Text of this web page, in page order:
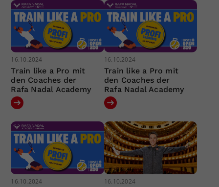
16.10.2024
Train like a Pro mit
den Coaches der
Rafa Nadal Academy
16.10.2024
Train like a Pro mit
den Coaches der
Rafa Nadal Academy
16.10.2024 16.10.2024